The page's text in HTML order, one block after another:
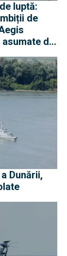
luptă:
de
de
Dunării,